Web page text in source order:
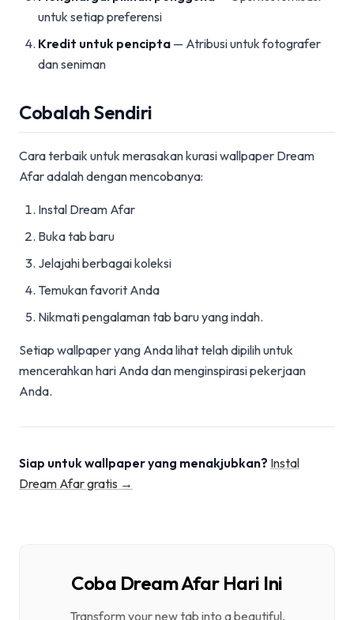
untuk setiap preferensi
Kredit untuk pencipta — Atribusi untuk fotografer
dan seniman
Cobalah Sendiri
Cara terbaik untuk merasakan kurasi wallpaper Dream
Afar adalah dengan mencobanya:
Instal Dream Afar
Buka tab baru
Jelajahi berbagai koleksi
Temukan favorit Anda
Nikmati pengalaman tab baru yang indah.
Setiap wallpaper yang Anda lihat telah dipilih untuk
mencerahkan hari Anda dan menginspirasi pekerjaan
Anda.
Siap untuk wallpaper yang menakjubkan? Instal
Dream Afar gratis →
Coba Dream Afar Hari Ini
Transform your new tab into a beautiful,